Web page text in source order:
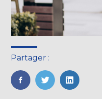
Partager :
FaceBook
TwitterLinkedIn